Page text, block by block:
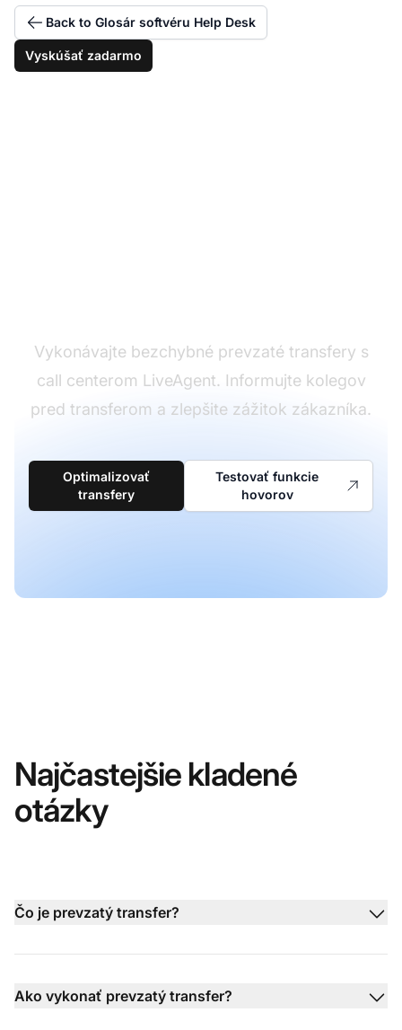
Back to Glosár softvéru Help Desk
Vyskúšať zadarmo
Vykonávajte bezchybné prevzaté transfery s
call centerom LiveAgent. Informujte kolegov
pred transferom a zlepšite zážitok zákazníka.
Optimalizovať
transfery
Testovať funkcie
hovorov
Najčastejšie kladené
otázky
Čo je prevzatý transfer?
Ako vykonať prevzatý transfer?